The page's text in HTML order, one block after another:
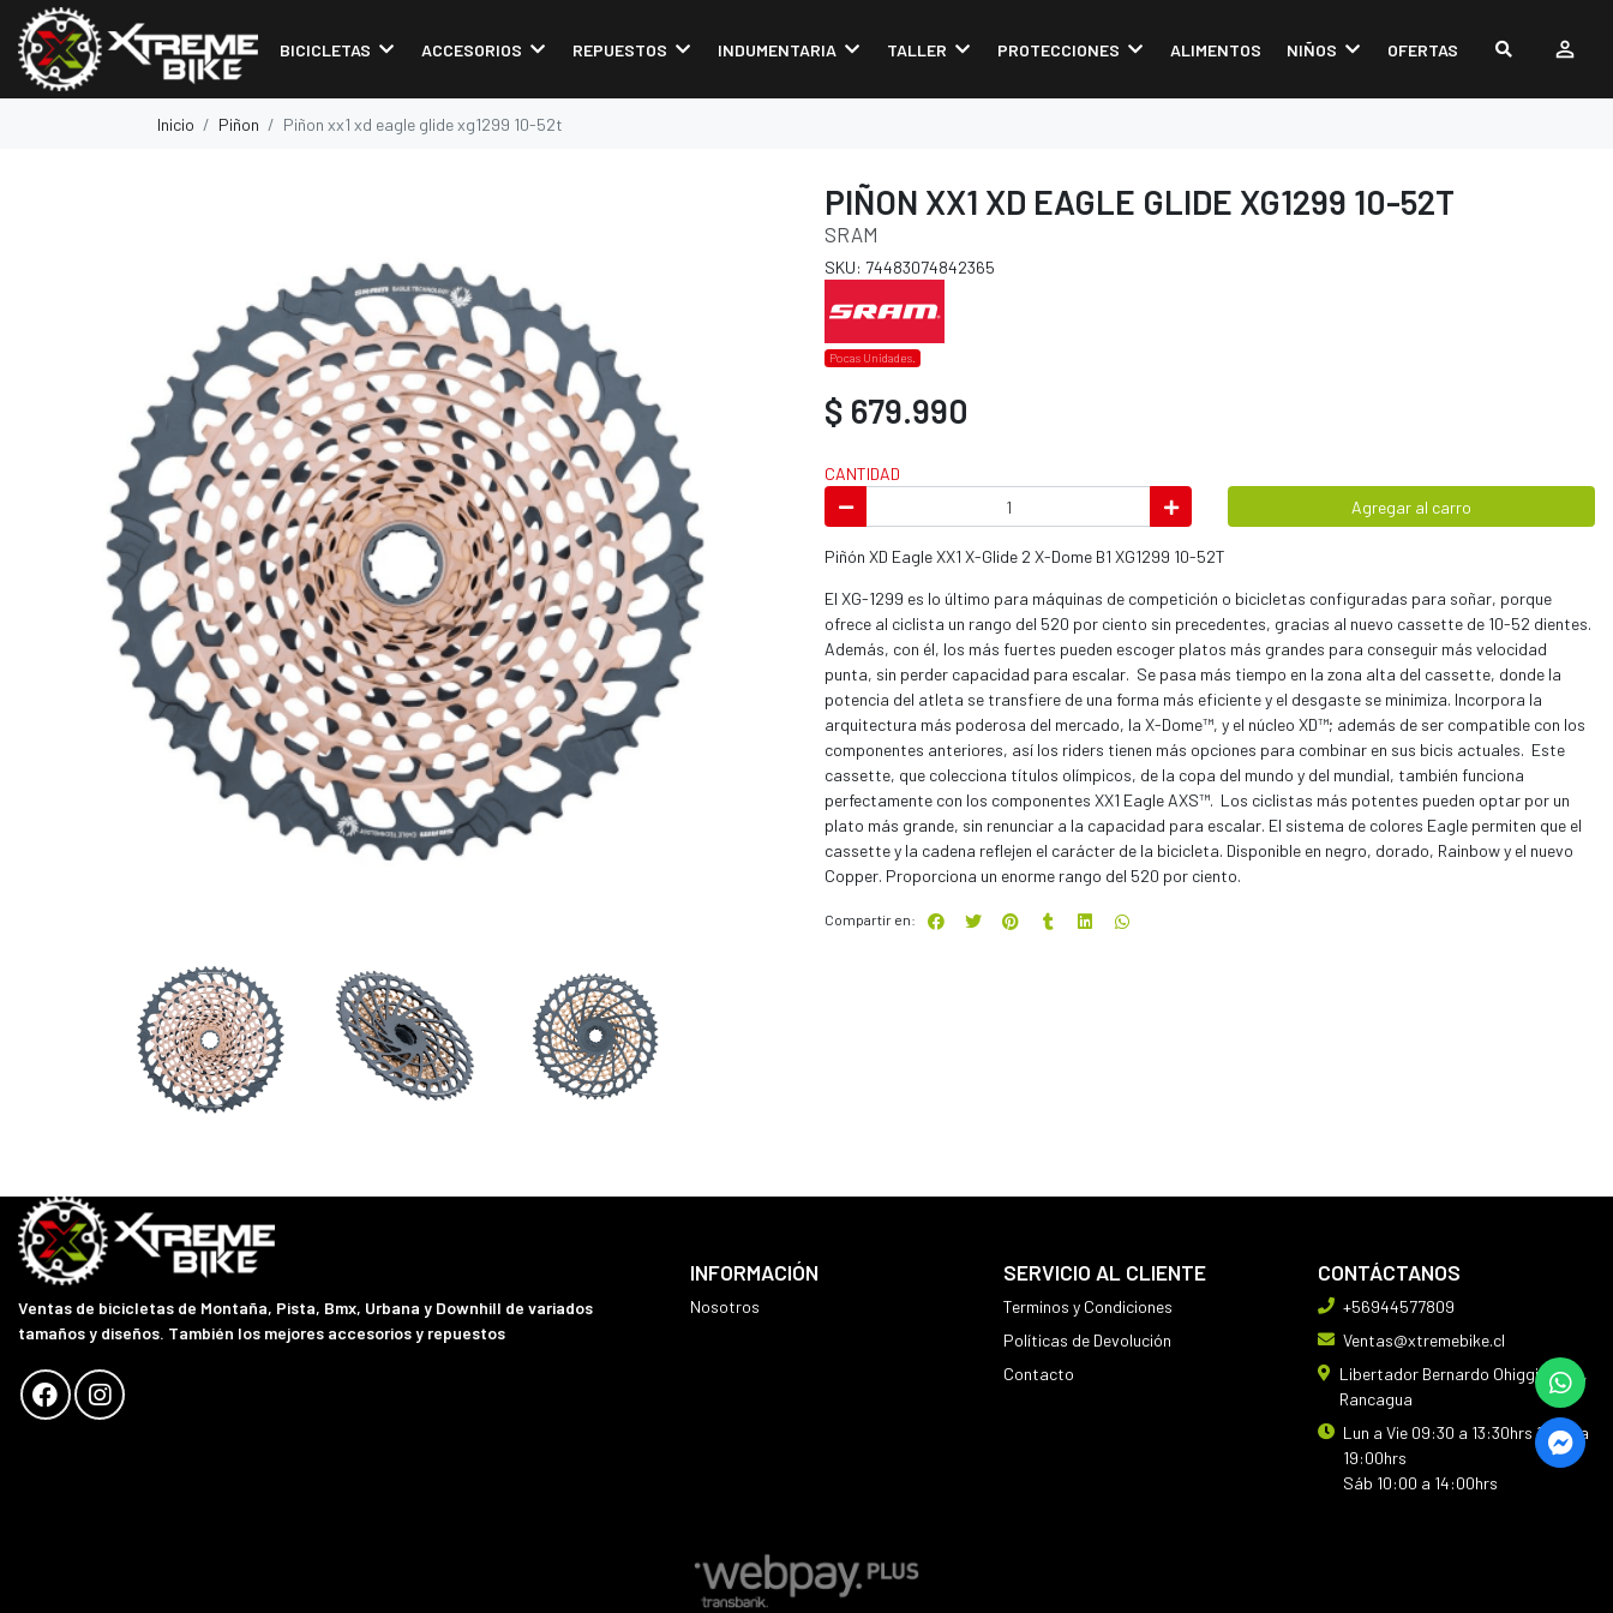
BICICLETAS ACCESORIOS REPUESTOS INDUMENTARIA TALLER PROTECCIONES ALIMENTOS NIÑOS OFERTAS
Inicio Piñon Piñon xx1 xd eagle glide xg1299 10-52t
PIÑON XX1 XD EAGLE GLIDE XG1299 10-52T
SRAM
SKU: 74483074842365
Pocas Unidades.
$ 679.990
CANTIDAD
Agregar al carro
Piñón XD Eagle XX1 X-Glide 2 X-Dome B1 XG1299 10-52T
El XG-1299 es lo último para máquinas de competición o bicicletas configuradas para soñar, porque
ofrece al ciclista un rango del 520 por ciento sin precedentes, gracias al nuevo cassette de 10-52 dientes.
Además, con él, los más fuertes pueden escoger platos más grandes para conseguir más velocidad
punta, sin perder capacidad para escalar. Se pasa más tiempo en la zona alta del cassette, donde la
potencia del atleta se transfiere de una forma más eficiente y el desgaste se minimiza. Incorpora la
arquitectura más poderosa del mercado, la X-Dome™, y el núcleo XD™; además de ser compatible con los
componentes anteriores, así los riders tienen más opciones para combinar en sus bicis actuales. Este
cassette, que colecciona títulos olímpicos, de la copa del mundo y del mundial, también funciona
perfectamente con los componentes XX1 Eagle AXS™. Los ciclistas más potentes pueden optar por un
plato más grande, sin renunciar a la capacidad para escalar. El sistema de colores Eagle permiten que el
cassette y la cadena reflejen el carácter de la bicicleta. Disponible en negro, dorado, Rainbow y el nuevo
Copper. Proporciona un enorme rango del 520 por ciento.
Compartir en:
Ventas de bicicletas de Montaña, Pista, Bmx, Urbana y Downhill de variados
tamaños y diseños. También los mejores accesorios y repuestos
INFORMACIÓN
Nosotros
SERVICIO AL CLIENTE
Terminos y Condiciones
Políticas de Devolución
Contacto
CONTÁCTANOS
+56944577809
Ventas@xtremebike.cl
Libertador Bernardo Ohiggins 410,
Rancagua
Lun a Vie 09:30 a 13:30hrs 14:30 a
19:00hrs
Sáb 10:00 a 14:00hrs